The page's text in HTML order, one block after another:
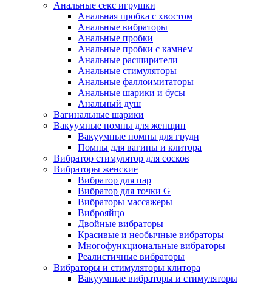
Анальные секс игрушки
Анальная пробка с хвостом
Анальные вибраторы
Анальные пробки
Анальные пробки с камнем
Анальные расширители
Анальные стимуляторы
Анальные фаллоимитаторы
Анальные шарики и бусы
Анальный душ
Вагинальные шарики
Вакуумные помпы для женщин
Вакуумные помпы для груди
Помпы для вагины и клитора
Вибратор стимулятор для сосков
Вибраторы женские
Вибратор для пар
Вибратор для точки G
Вибраторы массажеры
Виброяйцо
Двойные вибраторы
Красивые и необычные вибраторы
Многофункциональные вибраторы
Реалистичные вибраторы
Вибраторы и стимуляторы клитора
Вакуумные вибраторы и стимуляторы